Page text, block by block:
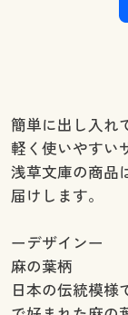
簡単に出し入れ
軽く使いやすい
浅草文庫の商品
届けします。
ーデザインー
麻の葉柄
日本の伝統模様